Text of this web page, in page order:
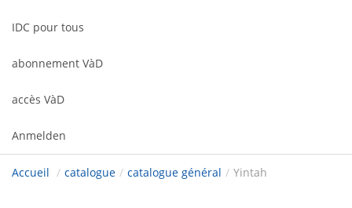
IDC pour tous
abonnement VàD
accès VàD
Anmelden
Accueil / catalogue / catalogue général / Yintah